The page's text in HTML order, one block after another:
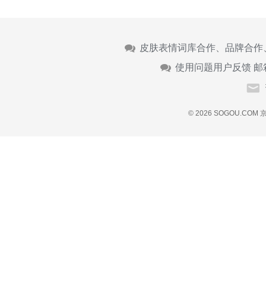
皮肤表情词库合作、品牌合
使用问题用户反馈 邮
© 2026 SOGOU.COM